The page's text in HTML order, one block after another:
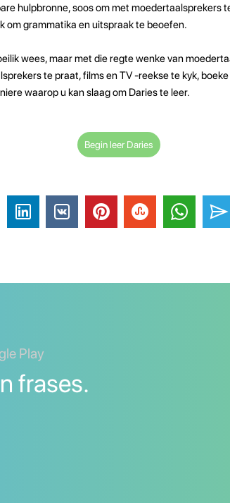
hulpbronne, soos om met moedertaalsprekers
om grammatika en uitspraak te beoefen.
wees, maar met die regte wenke van
te praat, films en TV -reekse te kyk,
waarop u kan slaag om Daries te leer.
Begin leer Daries
Play
frases.